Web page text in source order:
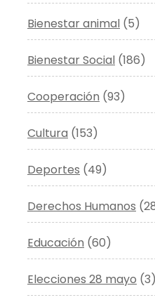
Bienestar animal (5)
Bienestar Social (186)
Cooperación (93)
Cultura (153)
Deportes (49)
Derechos Humanos
Educación (60)
Elecciones 28 mayo (3)